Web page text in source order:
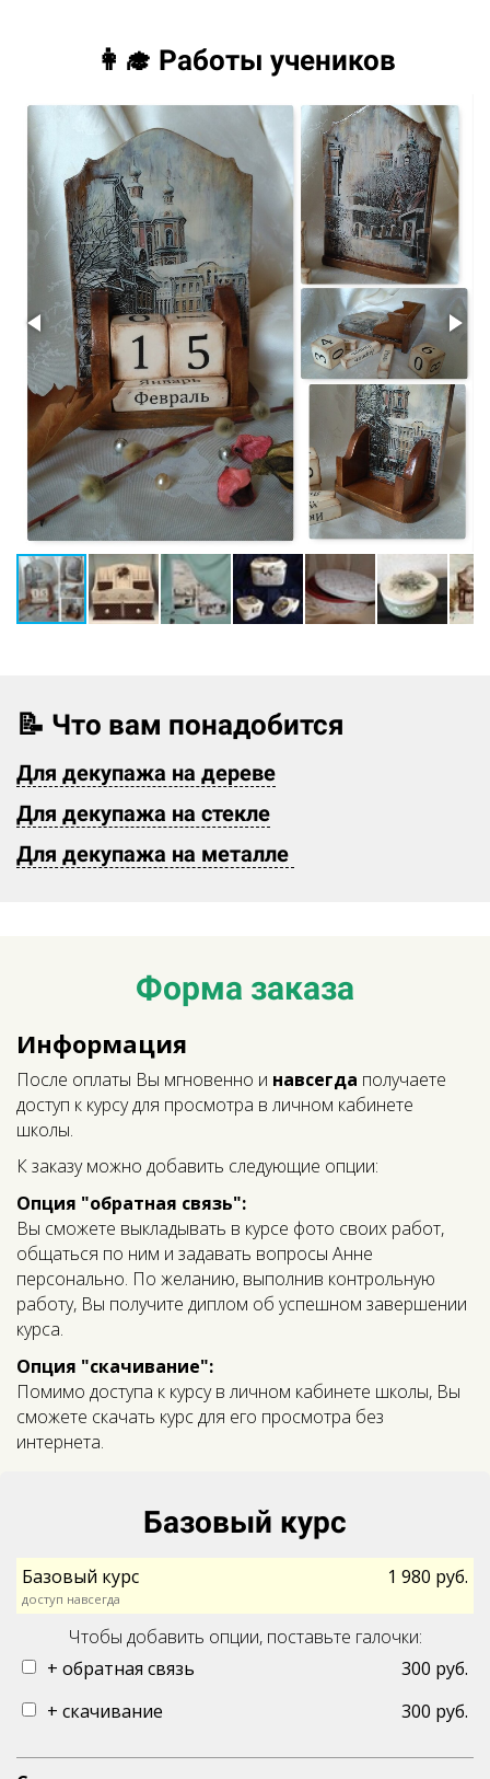
👩‍🎓 Работы учеников
📝 Что вам понадобится
Для декупажа на дереве
Для декупажа на стекле
Для декупажа на металле
Форма заказа
Информация
После оплаты Вы мгновенно и навсегда получаете
доступ к курсу для просмотра в личном кабинете
школы.
К заказу можно добавить следующие опции:
Опция "обратная связь":
Вы сможете выкладывать в курсе фото своих работ,
общаться по ним и задавать вопросы Анне
персонально. По желанию, выполнив контрольную
работу, Вы получите диплом об успешном завершении
курса.
Опция "скачивание":
Помимо доступа к курсу в личном кабинете школы, Вы
сможете скачать курс для его просмотра без
интернета.
Базовый курс
Базовый курс
доступ навсегда
1 980 руб.
Чтобы добавить опции, поставьте галочки:
+ обратная связь
300 руб.
+ скачивание
300 руб.